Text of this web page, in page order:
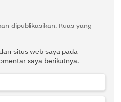
dipublikasikan. Ruas yang
situs web saya pada
saya berikutnya.